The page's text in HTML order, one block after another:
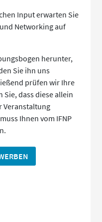
Input erwarten Sie
Networking auf
herunter,
Sie ihn uns
prüfen wir Ihre
Sie, dass diese allein
Veranstaltung
Ihnen vom IFNP